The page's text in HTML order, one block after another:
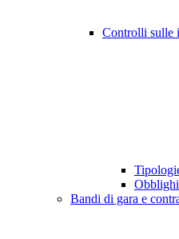
Controlli sulle
Bandi di gara e